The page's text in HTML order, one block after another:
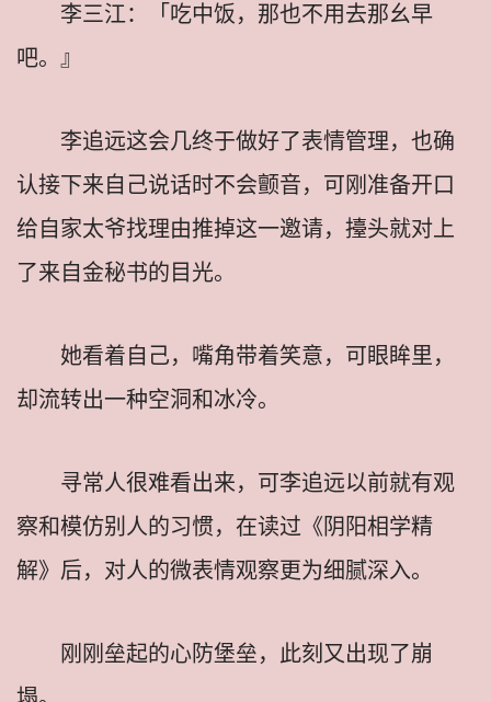
李三江：「吃中饭，那也不用去那幺早
吧。』
李追远这会几终于做好了表情管理，也确
认接下来自己说话时不会颤音，可刚准备开口
给自家太爷找理由推掉这一邀请，擡头就对上
了来自金秘书的目光。
她看着自己，嘴角带着笑意，可眼眸里，
却流转出一种空洞和冰冷。
寻常人很难看出来，可李追远以前就有观
察和模仿别人的习惯，在读过《阴阳相学精
解》后，对人的微表情观察更为细腻深入。
刚刚垒起的心防堡垒，此刻又出现了崩